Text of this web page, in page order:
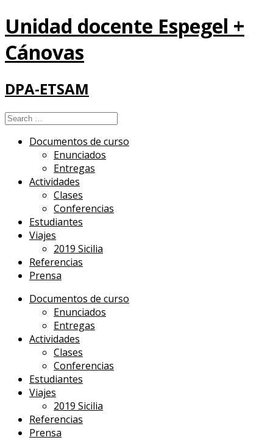
Unidad docente Espegel +
Cánovas
DPA-ETSAM
Search
Documentos de curso
Enunciados
Entregas
Actividades
Clases
Conferencias
Estudiantes
Viajes
2019 Sicilia
Referencias
Prensa
Documentos de curso
Enunciados
Entregas
Actividades
Clases
Conferencias
Estudiantes
Viajes
2019 Sicilia
Referencias
Prensa